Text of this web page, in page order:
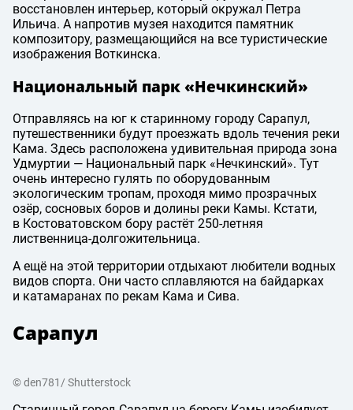
восстановлен интерьер, который окружал Петра
Ильича. А напротив музея находится памятник
композитору, размещающийся на все туристические
изображения Воткинска.
Национальный парк «Нечкинский»
Отправляясь на юг к старинному городу Сарапул,
путешественники будут проезжать вдоль течения реки
Кама. Здесь расположена удивительная природа зона
Удмуртии — Национальный парк «Нечкинский». Тут
очень интересно гулять по оборудованным
экологическим тропам, проходя мимо прозрачных
озёр, сосновых боров и долины реки Камы. Кстати,
в Костоватовском бору растёт 250-летняя
лиственница-долгожительница.
А ещё на этой территории отдыхают любители водных
видов спорта. Они часто сплавляются на байдарках
и катамаранах по рекам Кама и Сива.
Сарапул
© den781/ Shutterstock